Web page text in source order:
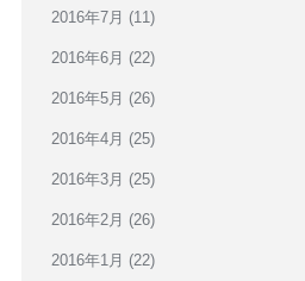
2016年7月 (11)
2016年6月 (22)
2016年5月 (26)
2016年4月 (25)
2016年3月 (25)
2016年2月 (26)
2016年1月 (22)